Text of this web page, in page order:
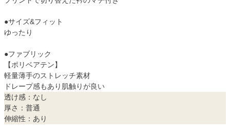
●サイズ&フィット
ゆったり
●ファブリック
【ポリベアテン】
軽量薄手のストレッチ素材
ドレープ感もあり肌触りが良い
透け感：なし
厚さ：普通
伸縮性：あり